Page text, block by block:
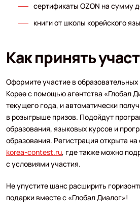
сертификаты OZON на сумму
книги от школы корейского
Как принять
Оформите участие в
Корее с помощью агентства «Глобал
текущего года, и автоматически
в розыгрыше призов. Подойдут
образования, языковых курсов и
образования. Регистрация открыта на
korea-contest.ru, где также можно
с условиями участия.
Не упустите шанс расширить
подарки вместе с «Глобал Диалог»!